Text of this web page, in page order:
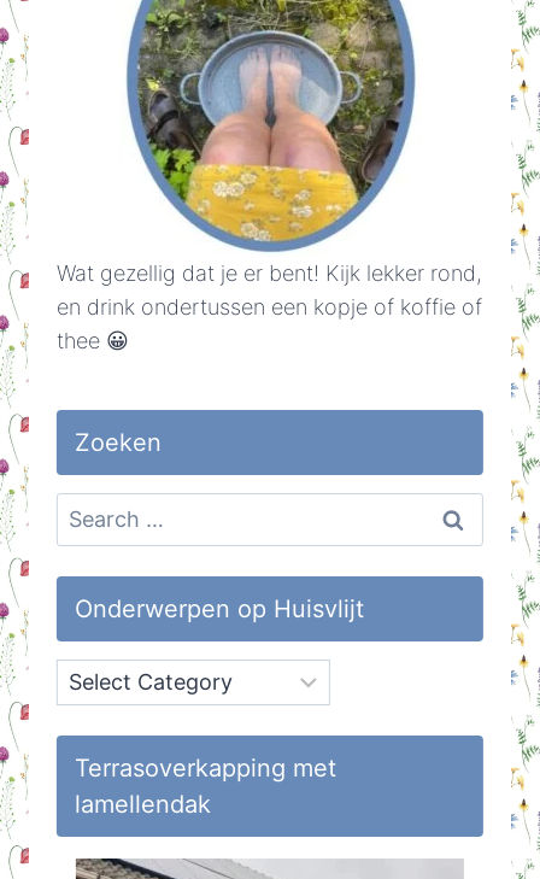
Wat gezellig dat je er bent! Kijk lekker rond,
en drink ondertussen een kopje of koffie of
thee 😀
Zoeken
Search
for:
Onderwerpen op Huisvlijt
Onderwerpen
op
Huisvlijt
Terrasoverkapping met
lamellendak